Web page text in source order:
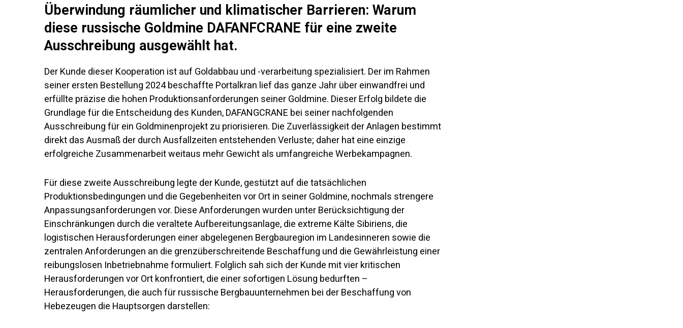
Überwindung räumlicher und klimatischer Barrieren: Warum
diese russische Goldmine DAFANFCRANE für eine zweite
Ausschreibung ausgewählt hat.
Der Kunde dieser Kooperation ist auf Goldabbau und -verarbeitung spezialisiert. Der im Rahmen
seiner ersten Bestellung 2024 beschaffte Portalkran lief das ganze Jahr über einwandfrei und
erfüllte präzise die hohen Produktionsanforderungen seiner Goldmine. Dieser Erfolg bildete die
Grundlage für die Entscheidung des Kunden, DAFANGCRANE bei seiner nachfolgenden
Ausschreibung für ein Goldminenprojekt zu priorisieren. Die Zuverlässigkeit der Anlagen bestimmt
direkt das Ausmaß der durch Ausfallzeiten entstehenden Verluste; daher hat eine einzige
erfolgreiche Zusammenarbeit weitaus mehr Gewicht als umfangreiche Werbekampagnen.
Für diese zweite Ausschreibung legte der Kunde, gestützt auf die tatsächlichen
Produktionsbedingungen und die Gegebenheiten vor Ort in seiner Goldmine, nochmals strengere
Anpassungsanforderungen vor. Diese Anforderungen wurden unter Berücksichtigung der
Einschränkungen durch die veraltete Aufbereitungsanlage, die extreme Kälte Sibiriens, die
logistischen Herausforderungen einer abgelegenen Bergbauregion im Landesinneren sowie die
zentralen Anforderungen an die grenzüberschreitende Beschaffung und die Gewährleistung einer
reibungslosen Inbetriebnahme formuliert. Folglich sah sich der Kunde mit vier kritischen
Herausforderungen vor Ort konfrontiert, die einer sofortigen Lösung bedurften –
Herausforderungen, die auch für russische Bergbauunternehmen bei der Beschaffung von
Hebezeugen die Hauptsorgen darstellen: